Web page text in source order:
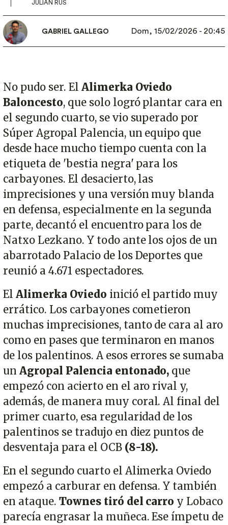
JULIÁN RUS
GABRIEL GALLEGO Dom, 15/02/2026 - 20:45
No pudo ser. El Alimerka Oviedo
Baloncesto, que solo logró plantar cara en
el segundo cuarto, se vio superado por
Súper Agropal Palencia, un equipo que
desde hace mucho tiempo cuenta con la
etiqueta de 'bestia negra' para los
carbayones. El desacierto, las
imprecisiones y una versión muy blanda
en defensa, especialmente en la segunda
parte, decantó el encuentro para los de
Natxo Lezkano. Y todo ante los ojos de un
abarrotado Palacio de los Deportes que
reunió a 4.671 espectadores.
El Alimerka Oviedo inició el partido muy
errático. Los carbayones cometieron
muchas imprecisiones, tanto de cara al aro
como en pases que terminaron en manos
de los palentinos. A esos errores se sumaba
un Agropal Palencia entonado, que
empezó con acierto en el aro rival y,
además, de manera muy coral. Al final del
primer cuarto, esa regularidad de los
palentinos se tradujo en diez puntos de
desventaja para el OCB (8-18).
En el segundo cuarto el Alimerka Oviedo
empezó a carburar en defensa. Y también
en ataque. Townes tiró del carro y Lobaco
parecía engrasar la muñeca. Ese ímpetu de